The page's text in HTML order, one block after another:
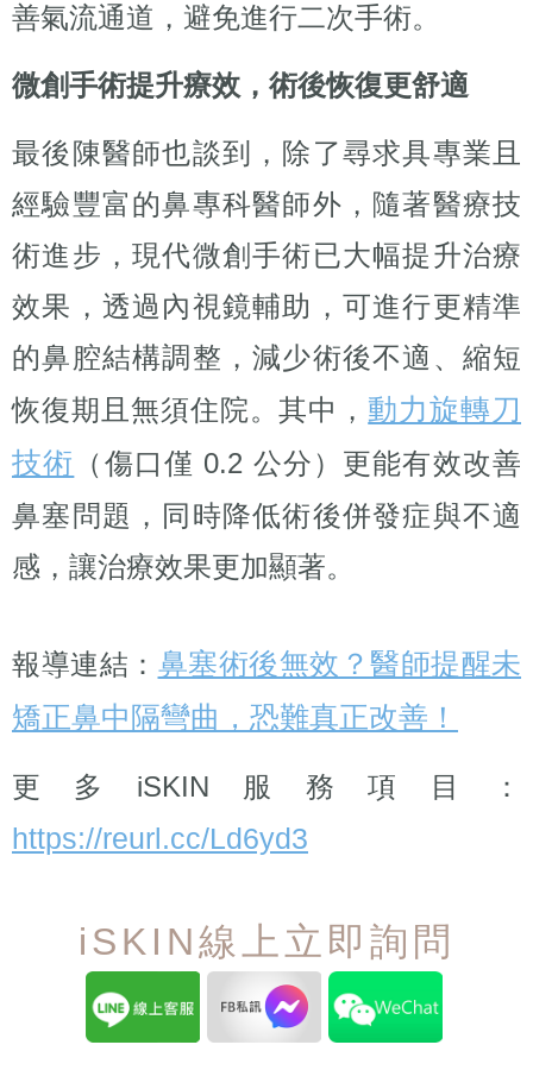
善氣流通道，避免進行二次手術。
微創手術提升療效，術後恢復更舒適
最後陳醫師也談到，除了尋求具專業且
經驗豐富的鼻專科醫師外，隨著醫療技
術進步，現代微創手術已大幅提升治療
效果，透過內視鏡輔助，可進行更精準
的鼻腔結構調整，減少術後不適、縮短
恢復期且無須住院。其中， 動力旋轉刀
技術 （傷口僅 0.2 公分）更能有效改善
鼻塞問題，同時降低術後併發症與不適
感，讓治療效果更加顯著。
報導連結： 鼻塞術後無效？醫師提醒未
矯正鼻中隔彎曲，恐難真正改善！
更多iSKIN服務項目：
https://reurl.cc/Ld6yd3
iSKIN線上立即詢問